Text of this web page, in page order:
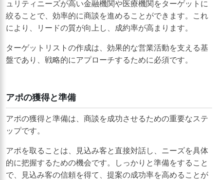
ュリティニーズが高い金融機関や医療機関をターゲットに
絞ることで、効率的に商談を進めることができます。これ
により、リードの質が向上し、成約率が高まります。
ターゲットリストの作成は、効果的な営業活動を支える基
盤であり、戦略的にアプローチするために必須です。
アポの獲得と準備
アポの獲得と準備は、商談を成功させるための重要なステ
ップです。
アポを取ることは、見込み客と直接対話し、ニーズを具体
的に把握するための機会です。しっかりと準備をすること
で、見込み客の信頼を得て、提案の成功率を高めることが